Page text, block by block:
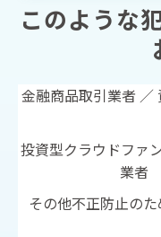
このような
金融商品取引業者 ／
投資型クラウドファ
業者
その他不正防止の